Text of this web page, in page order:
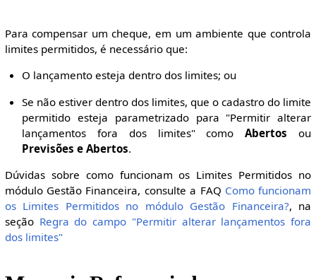
Para compensar um cheque, em um ambiente que controla
limites permitidos, é necessário que:
O lançamento esteja dentro dos limites; ou
Se não estiver dentro dos limites, que o cadastro do limite
permitido esteja parametrizado para "Permitir alterar
lançamentos fora dos limites" comoAbertos ou
Previsões e Abertos.
Dúvidas sobre como funcionam os Limites Permitidos no
módulo Gestão Financeira, consulte a FAQ Como funcionam
os Limites Permitidos no módulo Gestão Financeira?, na
seção Regra do campo "Permitir alterar lançamentos fora
dos limites"